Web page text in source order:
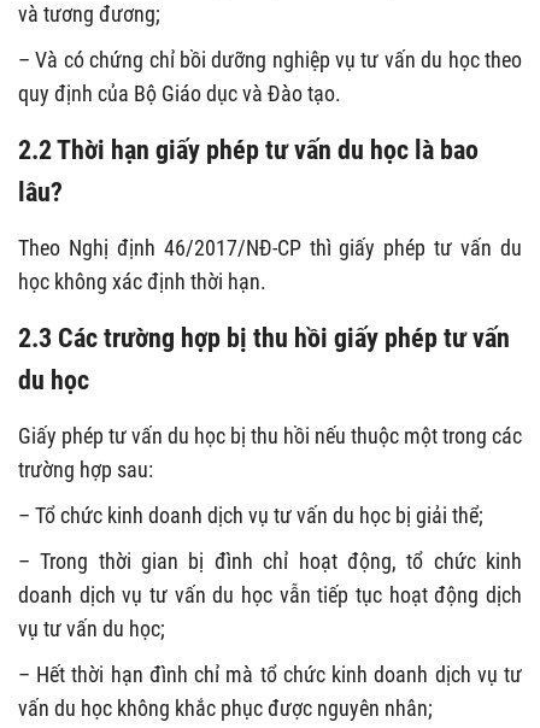
và tương đương;
– Và có chứng chỉ bồi dưỡng nghiệp vụ tư vấn du học theo
quy định của Bộ Giáo dục và Đào tạo.
2.2 Thời hạn giấy phép tư vấn du học là bao
lâu?
Theo Nghị định 46/2017/NĐ-CP thì giấy phép tư vấn du
học không xác định thời hạn.
2.3 Các trường hợp bị thu hồi giấy phép tư vấn
du học
Giấy phép tư vấn du học bị thu hồi nếu thuộc một trong các
trường hợp sau:
– Tổ chức kinh doanh dịch vụ tư vấn du học bị giải thể;
– Trong thời gian bị đình chỉ hoạt động, tổ chức kinh
doanh dịch vụ tư vấn du học vẫn tiếp tục hoạt động dịch
vụ tư vấn du học;
– Hết thời hạn đình chỉ mà tổ chức kinh doanh dịch vụ tư
vấn du học không khắc phục được nguyên nhân;